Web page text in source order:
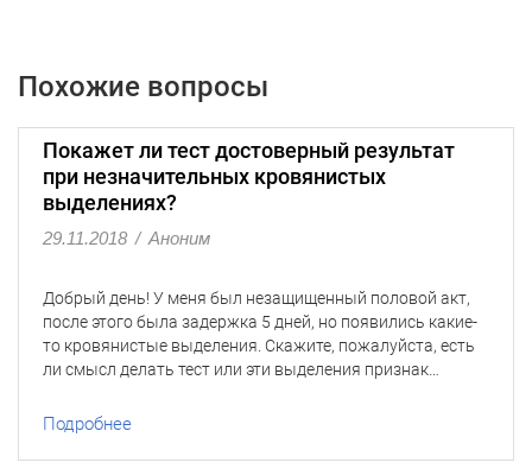
Похожие вопросы
Покажет ли тест достоверный результат
при незначительных кровянистых
выделениях?
29.11.2018 / Аноним
Добрый день! У меня был незащищенный половой акт,
после этого была задержка 5 дней, но появились какие-
то кровянистые выделения. Скажите, пожалуйста, есть
ли смысл делать тест или эти выделения признак…
Подробнее